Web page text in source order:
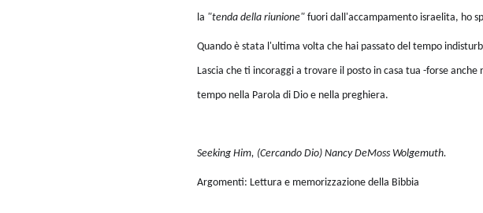
la "tenda della riunione"fuori dall'accampamento israelita, ho
Quando è stata l'ultima volta che hai passato del tempo
Lascia che ti incoraggi a trovare il posto in casa tua -forse
tempo nella Parola di Dio e nella preghiera.
Seeking Him, (Cercando Dio) Nancy DeMoss Wolgemuth.
Argomenti: Lettura e memorizzazione della Bibbia